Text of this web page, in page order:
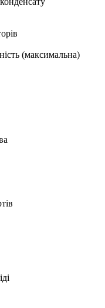
(максимальна)